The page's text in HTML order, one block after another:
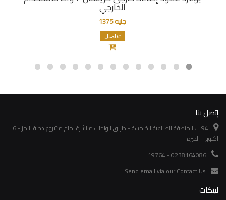
الخارجي
جنيه 1375
تفاصيل
إتصل بنا
94 ب المنطقة الصناعية الخامسة - طريق الواحات مباشرة امام مشروع دجلة بالمز - 6
اكتوبر - الجيزة
0238164086 - 19764
Send email via ourContact Us
لينكات